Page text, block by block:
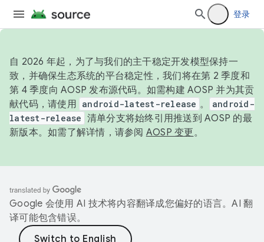
登录
自 2026 年起，为了与我们的主干稳定开发模型保持一
致，并确保生态系统的平台稳定性，我们将在第 2 季度和
第 4 季度向 AOSP 发布源代码。如需构建 AOSP 并为其贡
献代码，请使用 android-latest-release 。
android-
latest-release 清单分支将始终引用推送到 AOSP 的最
新版本。如需了解详情，请参阅 AOSP 变更。
Google 会使用 AI 技术将内容翻译成您偏好的语言。AI 翻
译可能包含错误。